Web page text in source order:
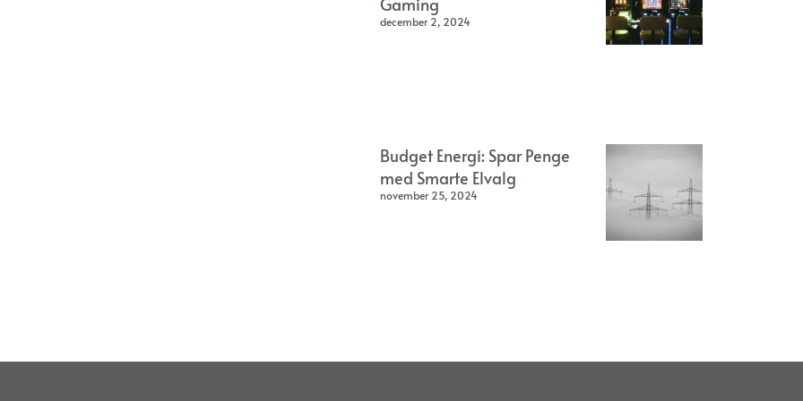
december 2, 2024
Budget Energi: Spar Penge
med Smarte Elvalg
november 25, 2024